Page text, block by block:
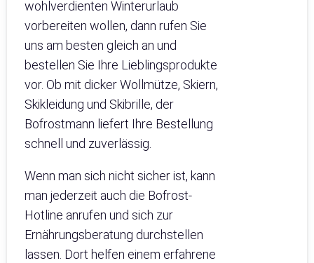
wohlverdienten Winterurlaub
vorbereiten wollen, dann rufen Sie
uns am besten gleich an und
bestellen Sie Ihre Lieblingsprodukte
vor. Ob mit dicker Wollmütze, Skiern,
Skikleidung und Skibrille, der
Bofrostmann liefert Ihre Bestellung
schnell und zuverlässig.
Wenn man sich nicht sicher ist, kann
man jederzeit auch die Bofrost-
Hotline anrufen und sich zur
Ernährungsberatung durchstellen
lassen. Dort helfen einem erfahrene